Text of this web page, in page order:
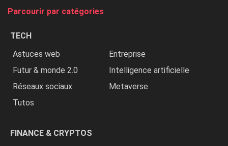
Parcourir par catégories
TECH
Astuces web
Entreprise
Futur & monde 2.0
Intelligence artificielle
Réseaux sociaux
Metaverse
Tutos
FINANCE & CRYPTOS